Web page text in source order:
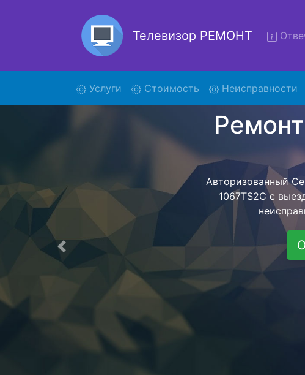
Телевизор РЕМОНТ
Услуги (current)Стоимость Неисправности
Ремонт
- с помощью
дальнейшего
Предыдущая